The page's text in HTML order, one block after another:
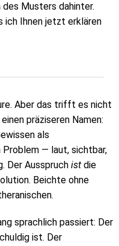
Musters dahinter.
ich Ihnen jetzt erklären
Aber das trifft es nicht
präziseren Namen:
als
Problem — laut, sichtbar,
Der Ausspruch ist die
Beichte ohne
sprachlich passiert: Der
ist. Der